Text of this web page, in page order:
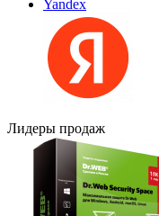
Yandex
Лидеры продаж